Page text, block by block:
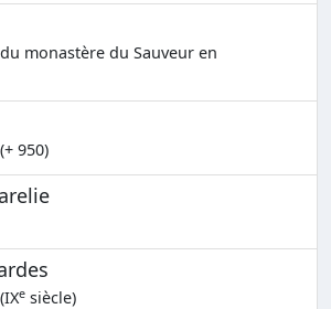
monastère du Sauveur en
950)
e siècle)